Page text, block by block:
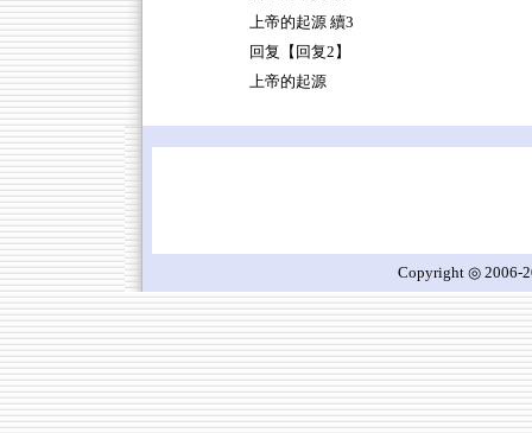
上帝的起源 續3
回复【回复2】
上帝的起源
Copyright ◎ 2006-